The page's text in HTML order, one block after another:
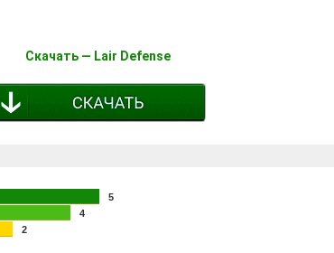
Скачать — Lair Defense
5
4
2